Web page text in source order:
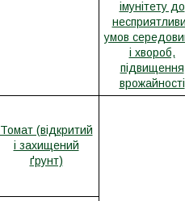
імунітету до
умов
і хвороб,
підвищення
врожайності
Томат (відкритий
і захищений
ґрунт)